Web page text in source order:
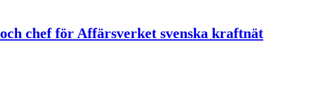
chef för Affärsverket svenska kraftnät